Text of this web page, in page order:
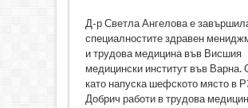
Д-р Светла Ангелова е
специалностите здравен
и трудова медицина във Висшия
медицински институт във Варна.
като напуска шефското място в
Добрич работи в трудова